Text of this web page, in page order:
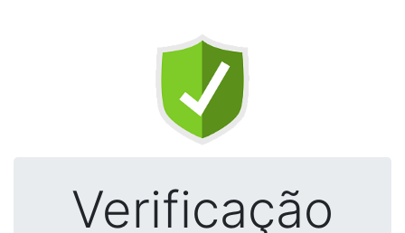
Verificação